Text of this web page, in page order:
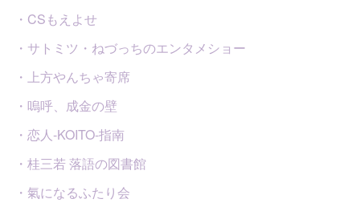
・CSもえよせ
・サトミツ・ねづっちのエンタメショー
・上方やんちゃ寄席
・嗚呼、成金の壁
・恋人-KOITO-指南
・桂三若 落語の図書館
・氣になるふたり会